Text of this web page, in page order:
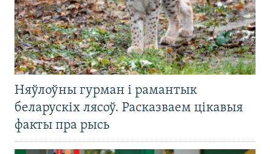
Няўлоўны гурман і рамантык
беларускіх лясоў. Расказваем цікавыя
факты пра рысь